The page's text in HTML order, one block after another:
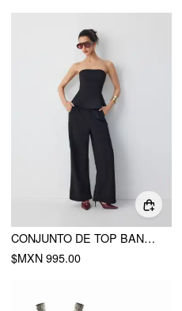
CONJUNTO DE TOP BANDEAU CON PEPLUM Y PANTALÓN RECTO DE TIRO MEDIO
$MXN 995.00